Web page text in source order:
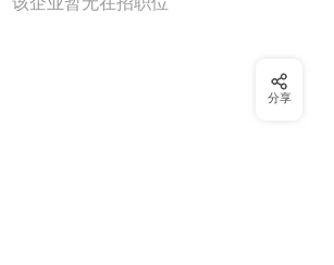
分享